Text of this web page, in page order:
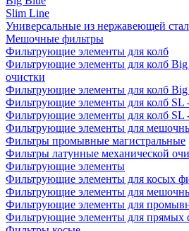
Slim Line
Универсальные из нержавеющей
Мешочные фильтры
Фильтрующие элементы для колб
Фильтрующие элементы для колб Big
очистки
Фильтрующие элементы для колб Big
Фильтрующие элементы для колб SL
Фильтрующие элементы для колб SL
Фильтрующие элементы для
Фильтры промывные магистральные
Фильтры латунные механической
Фильтрующие элементы
Фильтрующие элементы для косых
Фильтрующие элементы для
Фильтрующие элементы для
Фильтрующие элементы для прямых